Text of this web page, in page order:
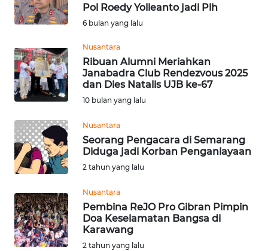
Pol Roedy Yolieanto jadi Plh
6 bulan yang lalu
Nusantara
Ribuan Alumni Meriahkan
Janabadra Club Rendezvous 2025
dan Dies Natalis UJB ke-67
10 bulan yang lalu
Nusantara
Seorang Pengacara di Semarang
Diduga jadi Korban Penganiayaan
2 tahun yang lalu
Nusantara
Pembina ReJO Pro Gibran Pimpin
Doa Keselamatan Bangsa di
Karawang
2 tahun yang lalu
WN
KALBAR
WN
KALTENG
WN
KALTARA
WN
KALSEL
KALTIM
WN
SULSEL